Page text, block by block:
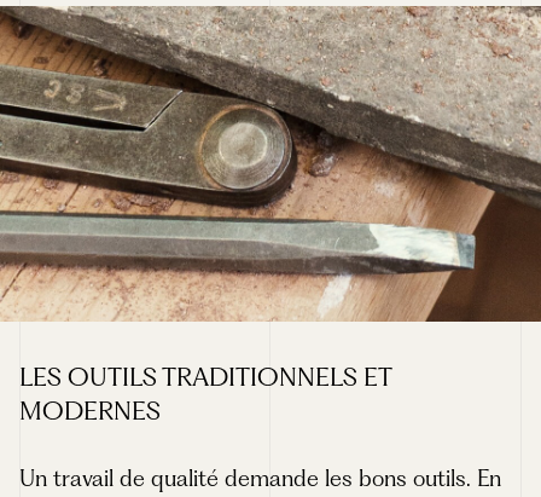
LES OUTILS TRADITIONNELS ET
MODERNES
Un travail de qualité demande les bons outils. En